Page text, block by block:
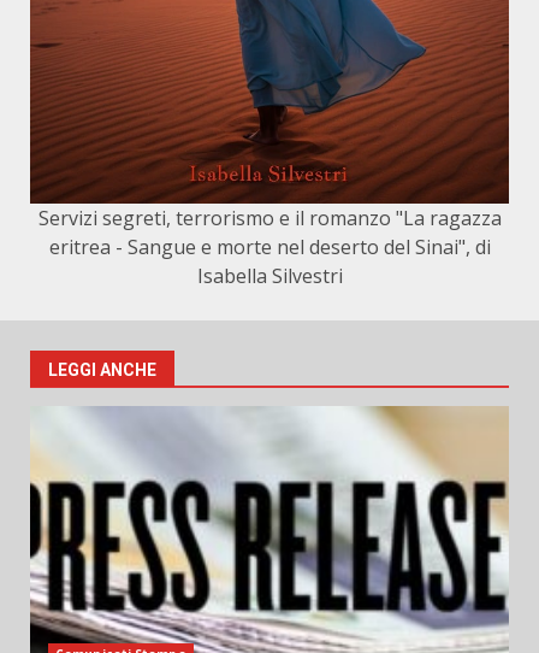
Servizi segreti, terrorismo e il romanzo "La ragazza
eritrea - Sangue e morte nel deserto del Sinai", di
Isabella Silvestri
LEGGI ANCHE